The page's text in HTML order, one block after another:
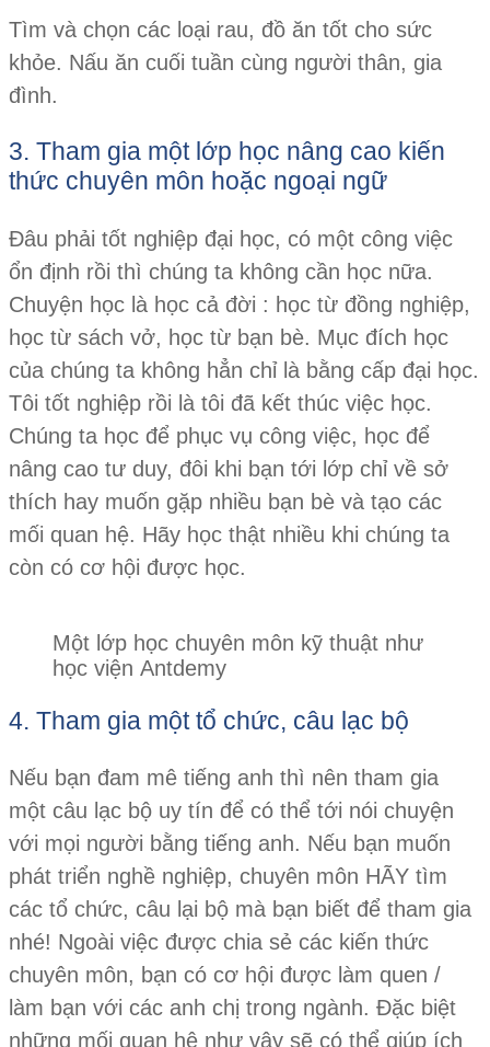
Tìm và chọn các loại rau, đồ ăn tốt cho sức
khỏe. Nấu ăn cuối tuần cùng người thân, gia
đình.
3. Tham gia một lớp học nâng cao kiến
thức chuyên môn hoặc ngoại ngữ
Đâu phải tốt nghiệp đại học, có một công việc
ổn định rồi thì chúng ta không cần học nữa.
Chuyện học là học cả đời : học từ đồng nghiệp,
học từ sách vở, học từ bạn bè. Mục đích học
của chúng ta không hẳn chỉ là bằng cấp đại học.
Tôi tốt nghiệp rồi là tôi đã kết thúc việc học.
Chúng ta học để phục vụ công việc, học để
nâng cao tư duy, đôi khi bạn tới lớp chỉ về sở
thích hay muốn gặp nhiều bạn bè và tạo các
mối quan hệ. Hãy học thật nhiều khi chúng ta
còn có cơ hội được học.
Một lớp học chuyên môn kỹ thuật như
học viện Antdemy
4. Tham gia một tổ chức, câu lạc bộ
Nếu bạn đam mê tiếng anh thì nên tham gia
một câu lạc bộ uy tín để có thể tới nói chuyện
với mọi người bằng tiếng anh. Nếu bạn muốn
phát triển nghề nghiệp, chuyên môn HÃY tìm
các tổ chức, câu lại bộ mà bạn biết để tham gia
nhé! Ngoài việc được chia sẻ các kiến thức
chuyên môn, bạn có cơ hội được làm quen /
làm bạn với các anh chị trong ngành. Đặc biệt
những mối quan hệ như vậy sẽ có thể giúp ích